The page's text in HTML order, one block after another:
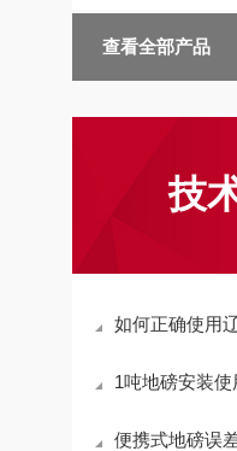
查看全部产品
技
如何正确使用
1吨地磅安装
便携式地磅误